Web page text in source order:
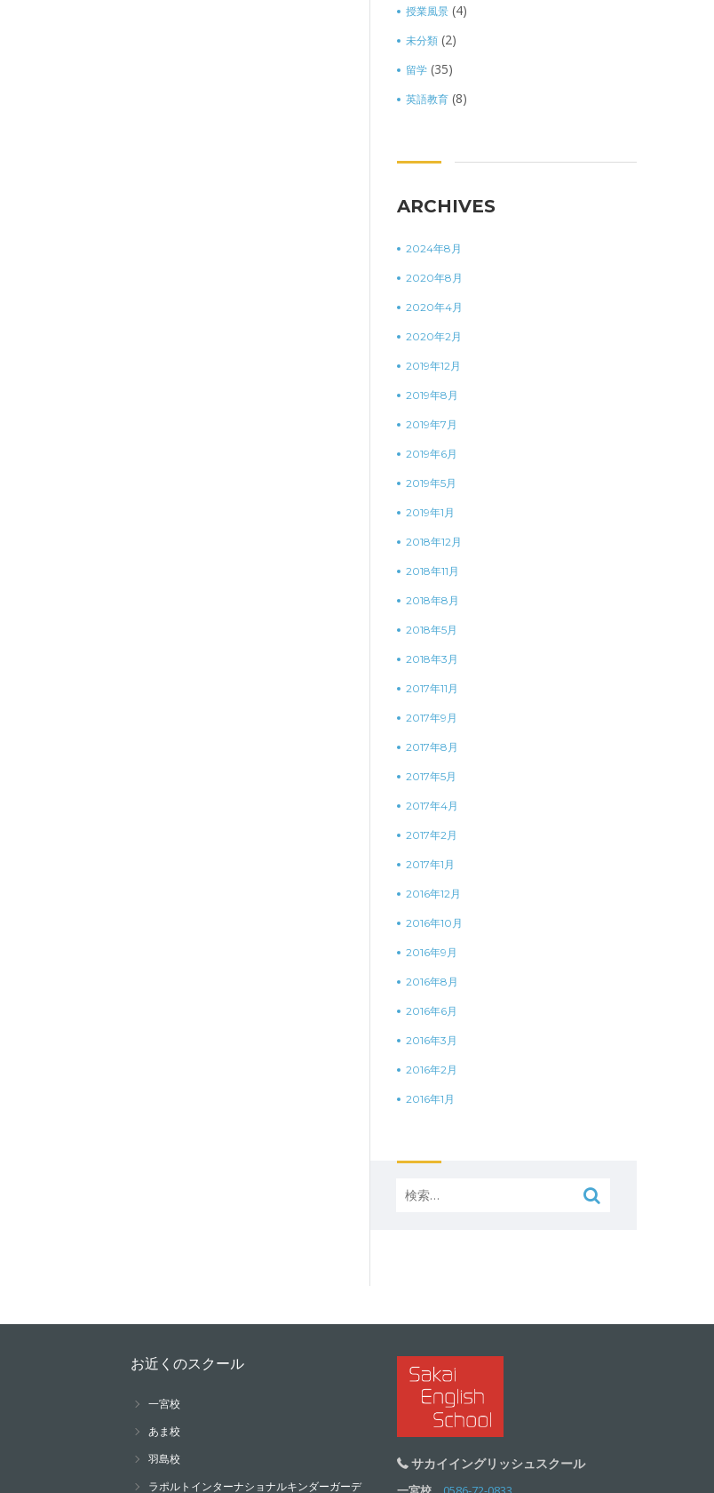
授業風景 (4)
未分類 (2)
留学 (35)
英語教育 (8)
ARCHIVES
2024年8月
2020年8月
2020年4月
2020年2月
2019年12月
2019年8月
2019年7月
2019年6月
2019年5月
2019年1月
2018年12月
2018年11月
2018年8月
2018年5月
2018年3月
2017年11月
2017年9月
2017年8月
2017年5月
2017年4月
2017年2月
2017年1月
2016年12月
2016年10月
2016年9月
2016年8月
2016年6月
2016年3月
2016年2月
2016年1月
検
索:
お近くのスクール
一宮校
あま校
羽島校
ラポルトインターナショナルキンダーガーデ
サカイイングリッシュスクール